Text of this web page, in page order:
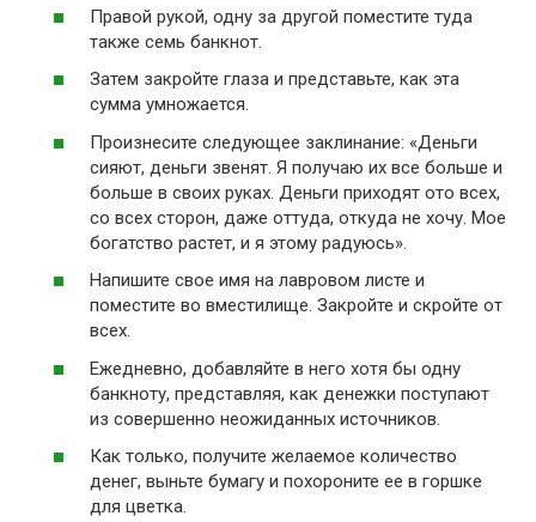
Правой рукой, одну за другой поместите туда
также семь банкнот.
Затем закройте глаза и представьте, как эта
сумма умножается.
Произнесите следующее заклинание: «Деньги
сияют, деньги звенят. Я получаю их все больше и
больше в своих руках. Деньги приходят ото всех,
со всех сторон, даже оттуда, откуда не хочу. Мое
богатство растет, и я этому радуюсь».
Напишите свое имя на лавровом листе и
поместите во вместилище. Закройте и скройте от
всех.
Ежедневно, добавляйте в него хотя бы одну
банкноту, представляя, как денежки поступают
из совершенно неожиданных источников.
Как только, получите желаемое количество
денег, выньте бумагу и похороните ее в горшке
для цветка.